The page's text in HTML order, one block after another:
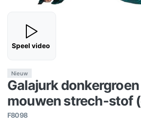
Speel video
Nieuw
Galajurk
mouwen strech-stof
F8098